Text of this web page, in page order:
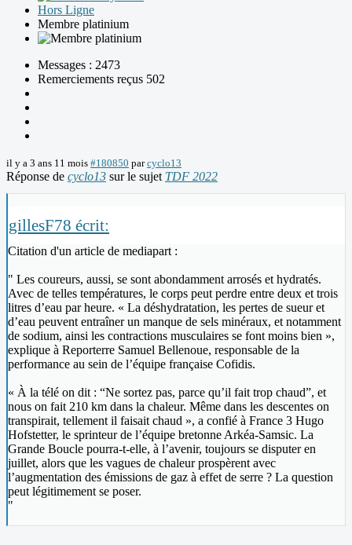
Hors Ligne
Membre platinium
Messages : 2473
Remerciements reçus 502
il y a 3 ans 11 mois #180850 parcyclo13
Réponse de cyclo13 sur le sujet TDF 2022
gillesF78 écrit:
Citation d'un article de mediapart :
" Les coureurs, aussi, se sont abondamment arrosés et hydratés.
Avec de telles températures, le corps peut perdre entre deux et trois
litres d’eau par heure. « La déshydratation, les pertes de sueur et
d’eau peuvent entraîner un manque de sels minéraux, et notamment
de sodium, ainsi les contractions musculaires se font moins bien »,
explique à Reporterre Samuel Bellenoue, responsable de la
performance au sein de l’équipe française Cofidis.
« À la télé on dit : “Ne sortez pas, parce qu’il fait trop chaud”, et
nous on fait 210 km dans la chaleur. Même dans les descentes on
transpirait, tellement il faisait chaud », a confié à France 3 Hugo
Hofstetter, le sprinteur de l’équipe bretonne Arkéa-Samsic. La
Grande Boucle pourra-t-elle, à l’avenir, toujours se disputer en
juillet, alors que les vagues de chaleur prospèrent avec
l’augmentation des émissions de gaz à effet de serre ? La question
peut légitimement se poser.
"